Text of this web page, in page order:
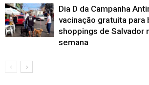
Dia D da Campanha
vacinação gratuita para
shoppings de Salvador
semana